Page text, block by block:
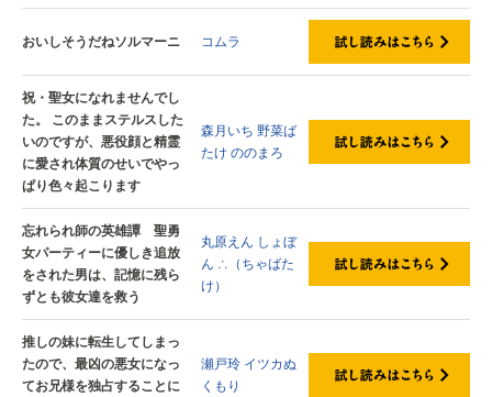
おいしそうだねソルマーニ コムラ
祝・聖女になれませんでし
た。 このままステルスした
いのですが、悪役顔と精霊
に愛され体質のせいでやっ
ぱり色々起こります
森月いち 野菜ば
たけ ののまろ
忘れられ師の英雄譚 聖勇
女パーティーに優しき追放
をされた男は、記憶に残ら
ずとも彼女達を救う
丸原えん しょぼ
ん ∴（ちゃばた
け）
推しの妹に転生してしまっ
たので、最凶の悪女になっ
てお兄様を独占することに
瀬戸玲 イツカぬ
くもり